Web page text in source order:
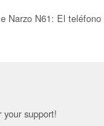
Narzo N61: El teléfono
support!